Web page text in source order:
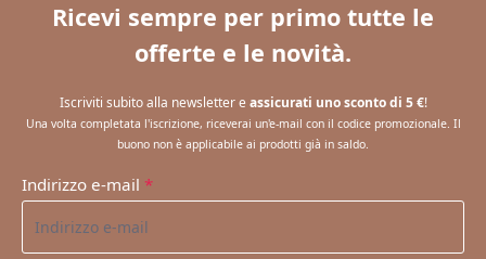
Ricevi sempre per primo tutte le
offerte e le novità.
Iscriviti subito alla newsletter e assicurati uno sconto di 5 €!
Una volta completata l'iscrizione, riceverai un'e-mail con il codice promozionale. Il
buono non è applicabile ai prodotti già in saldo.
Indirizzo e-mail *